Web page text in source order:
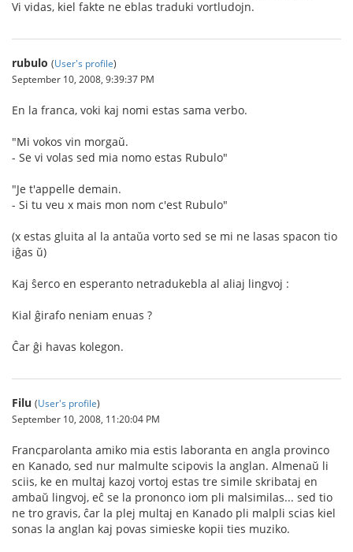
Vi vidas, kiel fakte ne eblas traduki vortludojn.
rubulo (User's profile)
September 10, 2008, 9:39:37 PM
En la franca, voki kaj nomi estas sama verbo.
"Mi vokos vin morgaŭ.
- Se vi volas sed mia nomo estas Rubulo"
"Je t'appelle demain.
- Si tu veu x mais mon nom c'est Rubulo"
(x estas gluita al la antaŭa vorto sed se mi ne lasas spacon tio
iĝas ŭ)
Kaj ŝerco en esperanto netradukebla al aliaj lingvoj :
Kial ĝirafo neniam enuas ?
Ĉar ĝi havas kolegon.
Filu (User's profile)
September 10, 2008, 11:20:04 PM
Francparolanta amiko mia estis laboranta en angla provinco
en Kanado, sed nur malmulte scipovis la anglan. Almenaŭ li
sciis, ke en multaj kazoj vortoj estas tre simile skribataj en
ambaŭ lingvoj, eĉ se la prononco iom pli malsimilas... sed tio
ne tro gravis, ĉar la plej multaj en Kanado pli malpli scias kiel
sonas la anglan kaj povas simieske kopii ties muziko.